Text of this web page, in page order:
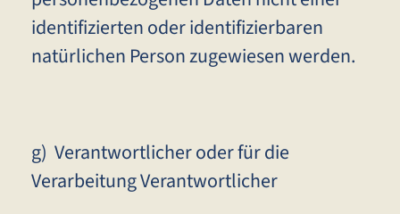
identifizierten oder identifizierbaren
natürlichen Person zugewiesen werden.
g) Verantwortlicher oder für die
Verarbeitung Verantwortlicher